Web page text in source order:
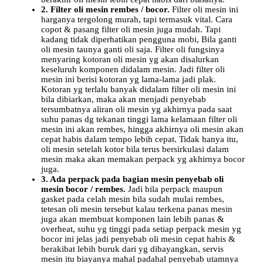
2. Filter oli mesin rembes / bocor. Filter oli mesin ini
harganya tergolong murah, tapi termasuk vital. Cara
copot & pasang filter oli mesin juga mudah. Tapi
kadang tidak diperhatikan pengguna mobi, Bila ganti
oli mesin taunya ganti oli saja. Filter oli fungsinya
menyaring kotoran oli mesin yg akan disalurkan
keseluruh komponen didalam mesin. Jadi filter oli
mesin ini berisi kotoran yg lama-lama jadi plak.
Kotoran yg terlalu banyak didalam filter oli mesin ini
bila dibiarkan, maka akan menjadi penyebab
tersumbatnya aliran oli mesin yg akhirnya pada saat
suhu panas dg tekanan tinggi lama kelamaan filter oli
mesin ini akan rembes, hingga akhirnya oli mesin akan
cepat habis dalam tempo lebih cepat. Tidak hanya itu,
oli mesin setelah kotor bila terus bersirkulasi dalam
mesin maka akan memakan perpack yg akhirnya bocor
juga.
3. Ada perpack pada bagian mesin penyebab oli
mesin bocor / rembes. Jadi bila perpack maupun
gasket pada celah mesin bila sudah mulai rembes,
tetesan oli mesin tersebut kalau terkena panas mesin
juga akan membuat komponen lain lebih panas &
overheat, suhu yg tinggi pada setiap perpack mesin yg
bocor ini jelas jadi penyebab oli mesin cepat habis &
berakibat lebih buruk dari yg dibayangkan, servis
mesin itu biayanya mahal padahal penyebab utamnya